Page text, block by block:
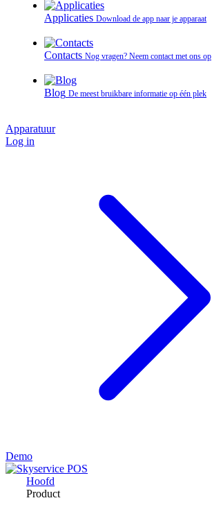
Applicaties Download de app naar je apparaat
Contacts Nog vragen? Neem contact met ons op
Blog De meest bruikbare informatie op één plek
Apparatuur
Log in
Demo
Hoofd
Product